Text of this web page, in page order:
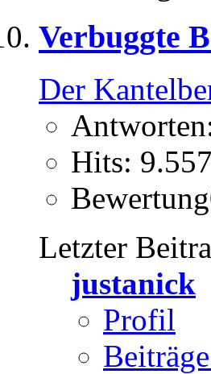
Verbuggte
Der
Hits: 9.557
Letzter
justanick
Profil